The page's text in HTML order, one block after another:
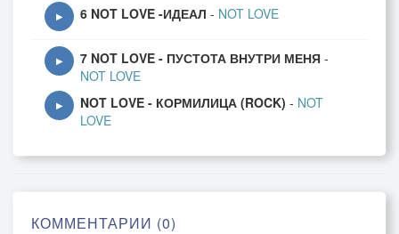
▶ 6 NOT LOVE -ИДЕАЛ - NOT LOVE
▶ 7 NOT LOVE - ПУСТОТА ВНУТРИ МЕНЯ -
NOT LOVE
▶ NOT LOVE - КОРМИЛИЦА (ROCK) - NOT
LOVE
КОММЕНТАРИИ (0)